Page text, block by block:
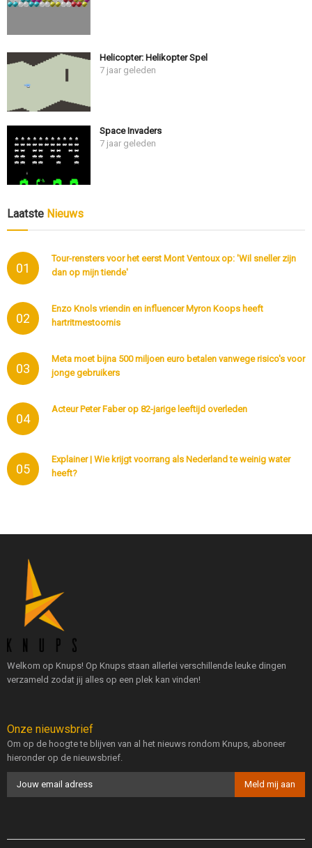
Helicopter: Helikopter Spel
7 jaar geleden
Space Invaders
7 jaar geleden
Laatste Nieuws
01
Tour-rensters voor het eerst Mont Ventoux op: 'Wil sneller zijn
dan op mijn tiende'
02
Enzo Knols vriendin en influencer Myron Koops heeft
hartritmestoornis
03
Meta moet bijna 500 miljoen euro betalen vanwege risico's voor
jonge gebruikers
04
Acteur Peter Faber op 82-jarige leeftijd overleden
05
Explainer | Wie krijgt voorrang als Nederland te weinig water
heeft?
Welkom op Knups! Op Knups staan allerlei verschillende leuke dingen
verzameld zodat jij alles op een plek kan vinden!
Onze nieuwsbrief
Om op de hoogte te blijven van al het nieuws rondom Knups, aboneer
hieronder op de nieuwsbrief.